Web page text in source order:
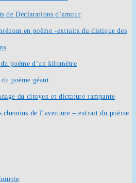
de Déclarations d’amour
en poème -extraits du distique des
poème d’un kilomètre
poème géant
du citoyen et dictature rampante
chemins de l’aventure – extrait du poème